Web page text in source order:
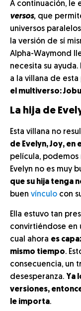
A continuación, le
versos, que
universos
la versión de sí
Alpha-Waymond
necesita su
a la villana de
el multiverso:
La hija de
Esta villana no
de Evelyn, Joy, en
película, podemos
Evelyn no es muy
que su hija tenga
buen vínculo con
Ella estuvo tan
convirtiéndose en
cual ahora es
mismo tiempo.
consecuencia, un
desesperanza. Ya
versiones,
le importa.